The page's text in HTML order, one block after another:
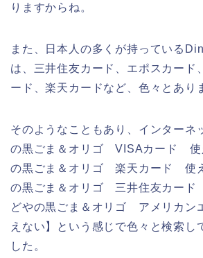
りますからね。
また、日本人の多くが持っている
は、三井住友カード、エポスカード
ード、楽天カードなど、色々とあり
そのようなこともあり、インターネ
の黒ごま＆オリゴ VISAカード 使
の黒ごま＆オリゴ 楽天カード 使
の黒ごま＆オリゴ 三井住友カー
どやの黒ごま＆オリゴ アメリカン
えない】という感じで色々と検索し
した。